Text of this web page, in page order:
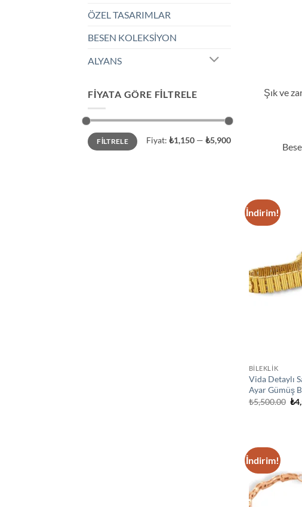
ÖZEL TASARIMLAR
BESEN KOLEKSİYON
ALYANS
FIYATA GÖRE FILTRELE
En
düşük
fiyat
En
yüksek
fiyat
FILTRELE Fiyat: ₺1,150 — ₺5,900
Şık ve
İndirim!
BİLEKLİK
Vida Detaylı
Ayar Gümüş
₺5,500.00 ₺
İndirim!